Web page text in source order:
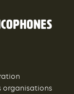
organisations